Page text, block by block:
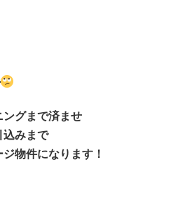
ングまで済ませ
込みまで
物件になります！